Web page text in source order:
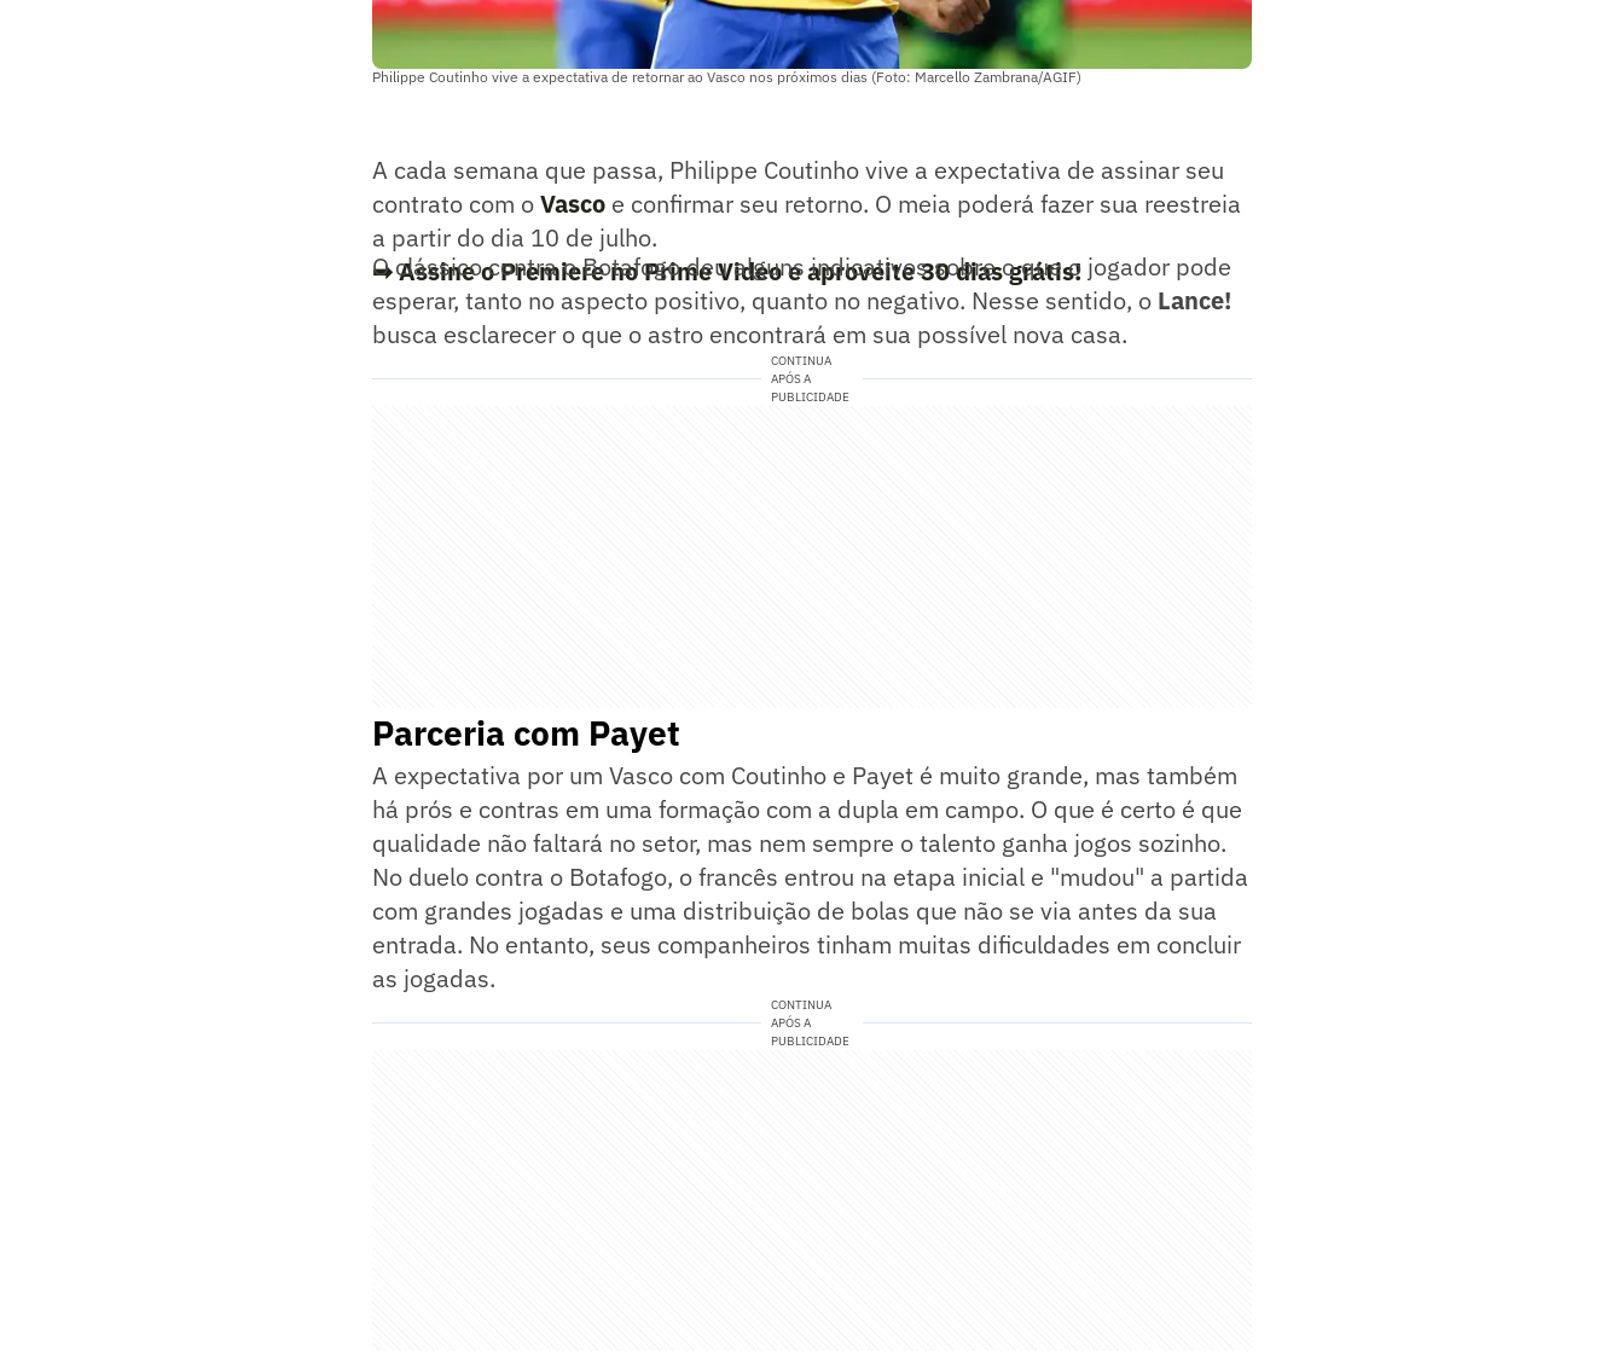
Philippe Coutinho vive a expectativa de retornar ao Vasco nos próximos dias (Foto: Marcello Zambrana/AGIF)
A cada semana que passa, Philippe Coutinho vive a expectativa de assinar seu
contrato com oVasco e confirmar seu retorno. O meia poderá fazer sua reestreia
a partir do dia 10 de julho.
➡ Assine o Premiere no Prime Video e aproveite 30 dias grátis!
O clássico contra o Botafogo deu alguns indicativos sobre o que o jogador pode
esperar, tanto no aspecto positivo, quanto no negativo. Nesse sentido, o Lance!
busca esclarecer o que o astro encontrará em sua possível nova casa.
CONTINUA
APÓS A
PUBLICIDADE
Parceria com Payet
A expectativa por um Vasco com Coutinho e Payet é muito grande, mas também
há prós e contras em uma formação com a dupla em campo. O que é certo é que
qualidade não faltará no setor, mas nem sempre o talento ganha jogos sozinho.
No duelo contra o Botafogo, o francês entrou na etapa inicial e "mudou" a partida
com grandes jogadas e uma distribuição de bolas que não se via antes da sua
entrada. No entanto, seus companheiros tinham muitas dificuldades em concluir
as jogadas.
CONTINUA
APÓS A
PUBLICIDADE